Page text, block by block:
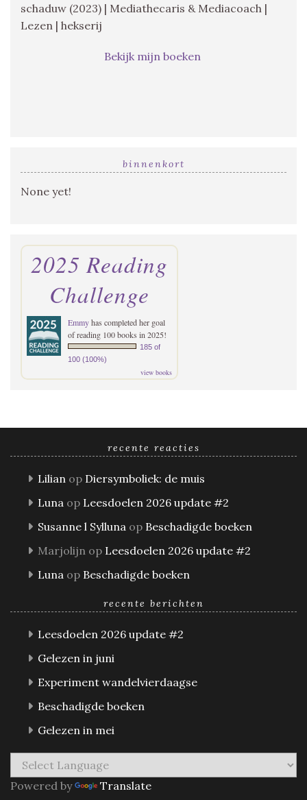
schaduw (2023) | Mediathecaris & Mediacoach |
Lezen | hekserij
Bekijk mijn boeken
binnenkort
None yet!
2025 Reading
Challenge
Emmyhas completed her goal
of reading 100 books in 2025!
185 of
100 (100%)
view books
recente reacties
Lilian op Diersymboliek: de muis
Luna op Leesdoelen 2026 update #2
Susanne l Sylluna op Beschadigde boeken
Marjolijn op Leesdoelen 2026 update #2
Luna op Beschadigde boeken
recente berichten
Leesdoelen 2026 update #2
Gelezen in juni
Experiment wandelvierdaagse
Beschadigde boeken
Gelezen in mei
Powered by Translate